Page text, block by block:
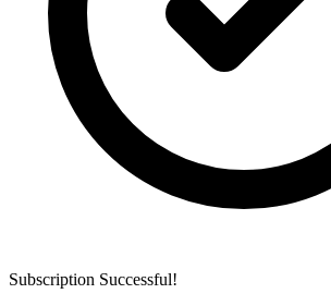
Subscription Successful!